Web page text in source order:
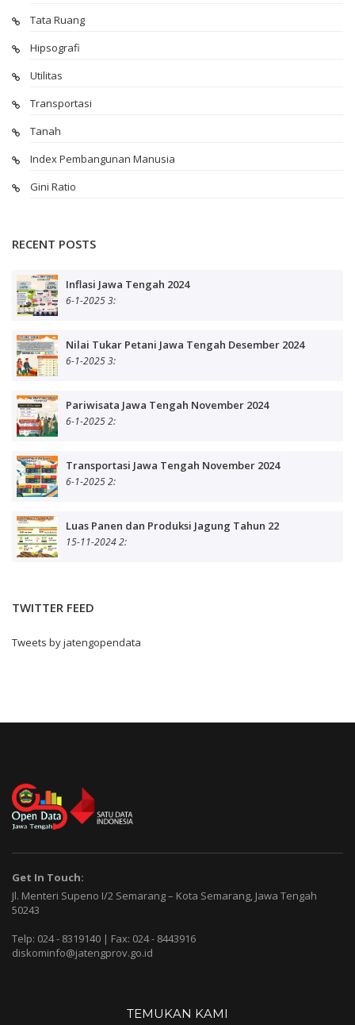
Tata Ruang
Hipsografi
Utilitas
Transportasi
Tanah
Index Pembangunan Manusia
Gini Ratio
RECENT POSTS
Inflasi Jawa Tengah 2024
6-1-2025 3:
Nilai Tukar Petani Jawa Tengah Desember 2024
6-1-2025 3:
Pariwisata Jawa Tengah November 2024
6-1-2025 2:
Transportasi Jawa Tengah November 2024
6-1-2025 2:
Luas Panen dan Produksi Jagung Tahun 22
15-11-2024 2:
TWITTER FEED
Tweets by jatengopendata
Get In Touch:
Jl. Menteri Supeno I/2 Semarang – Kota Semarang, Jawa Tengah
50243
Telp: 024 - 8319140 | Fax: 024 - 8443916
diskominfo@jatengprov.go.id
TEMUKAN KAMI